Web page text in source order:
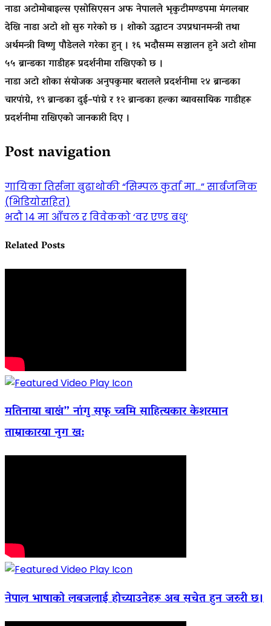
नाडा अटोमोबाइल्स एसोसिएसन अफ नेपालले भृकुटीमण्डपमा मंगलबार
देखि नाडा अटो शो सुरु गरेको छ । शोको उद्घाटन उपप्रधानमन्त्री तथा
अर्थमन्त्री विष्णु पौडेलले गरेका हुन् । १६ भदौसम्म सञ्चालन हुने अटो शोमा
५५ ब्रान्डका गाडीहरू प्रदर्शनीमा राखिएको छ ।
नाडा अटो शोका संयोजक अनुपकुमार बरालले प्रदर्शनीमा २४ ब्रान्डका
चारपांग्रे, १९ ब्रान्डका दुई–पांग्रे र १२ ब्रान्डका हल्का व्यावसायिक गाडीहरू
प्रदर्शनीमा राखिएको जानकारी दिए ।
Post navigation
गायिका तिर्सना बुढाथोकी “सिम्पल कुर्ता मा…” सार्बजनिक
(भिडियोसहित)
भदौ १४ मा आँचल र विवेकको ‘वर एण्ड बधु’
Related Posts
मतिनाया बाखं” नांगु सफू च्वमि साहित्यकार केशरमान
ताम्राकारया नुग ख:
नेपाल भाषाको लबजलाई होच्याउनेहरू अब सचेत हुन जरुरी छ।